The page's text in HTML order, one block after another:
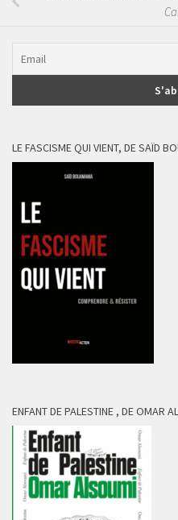
LE FASCISME QUI VIENT, DE SAÏD
ENFANT DE PALESTINE , DE OMAR